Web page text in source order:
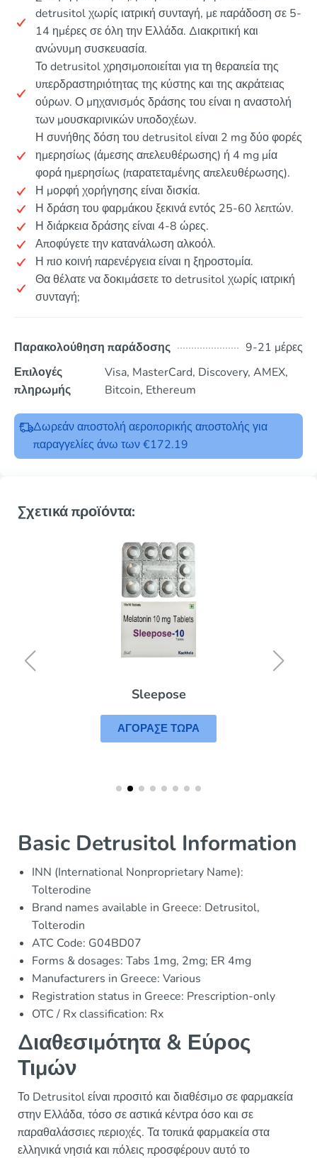
detrusitol χωρίς ιατρική συνταγή, με παράδοση σε 5-
14 ημέρες σε όλη την Ελλάδα. Διακριτική και
ανώνυμη συσκευασία.
Το detrusitol χρησιμοποιείται για τη θεραπεία της
υπερδραστηριότητας της κύστης και της ακράτειας
ούρων. Ο μηχανισμός δράσης του είναι η αναστολή
των μουσκαρινικών υποδοχέων.
Η συνήθης δόση του detrusitol είναι 2 mg δύο φορές
ημερησίως (άμεσης απελευθέρωσης) ή 4 mg μία
φορά ημερησίως (παρατεταμένης απελευθέρωσης).
Η μορφή χορήγησης είναι δισκία.
Η δράση του φαρμάκου ξεκινά εντός 25-60 λεπτών.
Η διάρκεια δράσης είναι 4-8 ώρες.
Αποφύγετε την κατανάλωση αλκοόλ.
Η πιο κοινή παρενέργεια είναι η ξηροστομία.
Θα θέλατε να δοκιμάσετε το detrusitol χωρίς ιατρική
συνταγή;
Παρακολούθηση παράδοσης
9-21 μέρες
Επιλογές
πληρωμής
Visa, MasterCard, Discovery, AMEX,
Bitcoin, Ethereum
Δωρεάν αποστολή αεροπορικής αποστολής για
παραγγελίες άνω των €172.19
Σχετικά προϊόντα:
Sleepose
ΑΓΟΡΑΣΕ ΤΩΡΑ
Basic Detrusitol Information
INN (International Nonproprietary Name):
Tolterodine
Brand names available in Greece: Detrusitol,
Tolterodin
ATC Code: G04BD07
Forms & dosages: Tabs 1mg, 2mg; ER 4mg
Manufacturers in Greece: Various
Registration status in Greece: Prescription-only
OTC / Rx classification: Rx
Διαθεσιμότητα & Εύρος
Τιμών
Το Detrusitol είναι προσιτό και διαθέσιμο σε φαρμακεία
στην Ελλάδα, τόσο σε αστικά κέντρα όσο και σε
παραθαλάσσιες περιοχές. Τα τοπικά φαρμακεία στα
ελληνικά νησιά και πόλεις προσφέρουν αυτό το